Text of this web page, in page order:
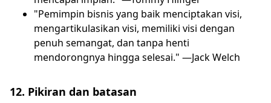
"Pemimpin bisnis yang baik menciptakan visi,
mengartikulasikan visi, memiliki visi dengan
penuh semangat, dan tanpa henti
mendorongnya hingga selesai." —Jack Welch
12. Pikiran dan batasan